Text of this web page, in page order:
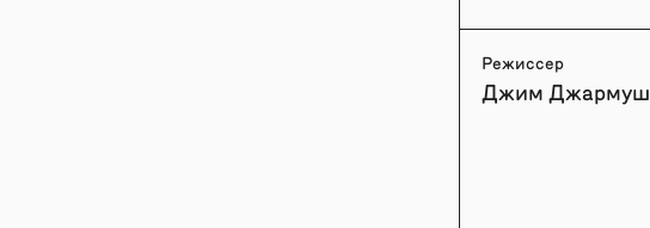
Режиссер
Джим Джармуш